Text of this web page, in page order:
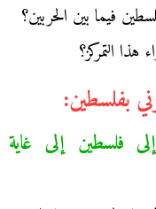
فيما بين الحربين؟
التمركز؟
فلسطين إلى غاية